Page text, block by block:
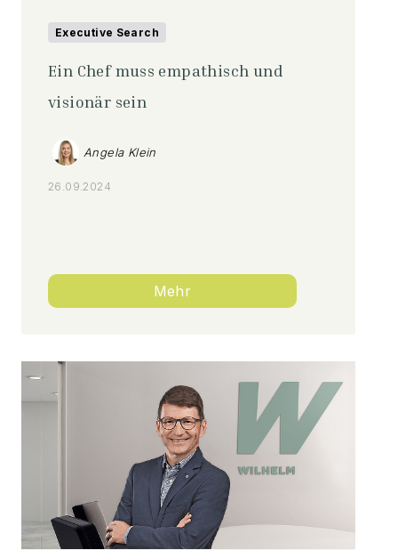
Executive Search
Ein Chef muss empathisch und
visionär sein
Angela Klein
26.09.2024
Mehr